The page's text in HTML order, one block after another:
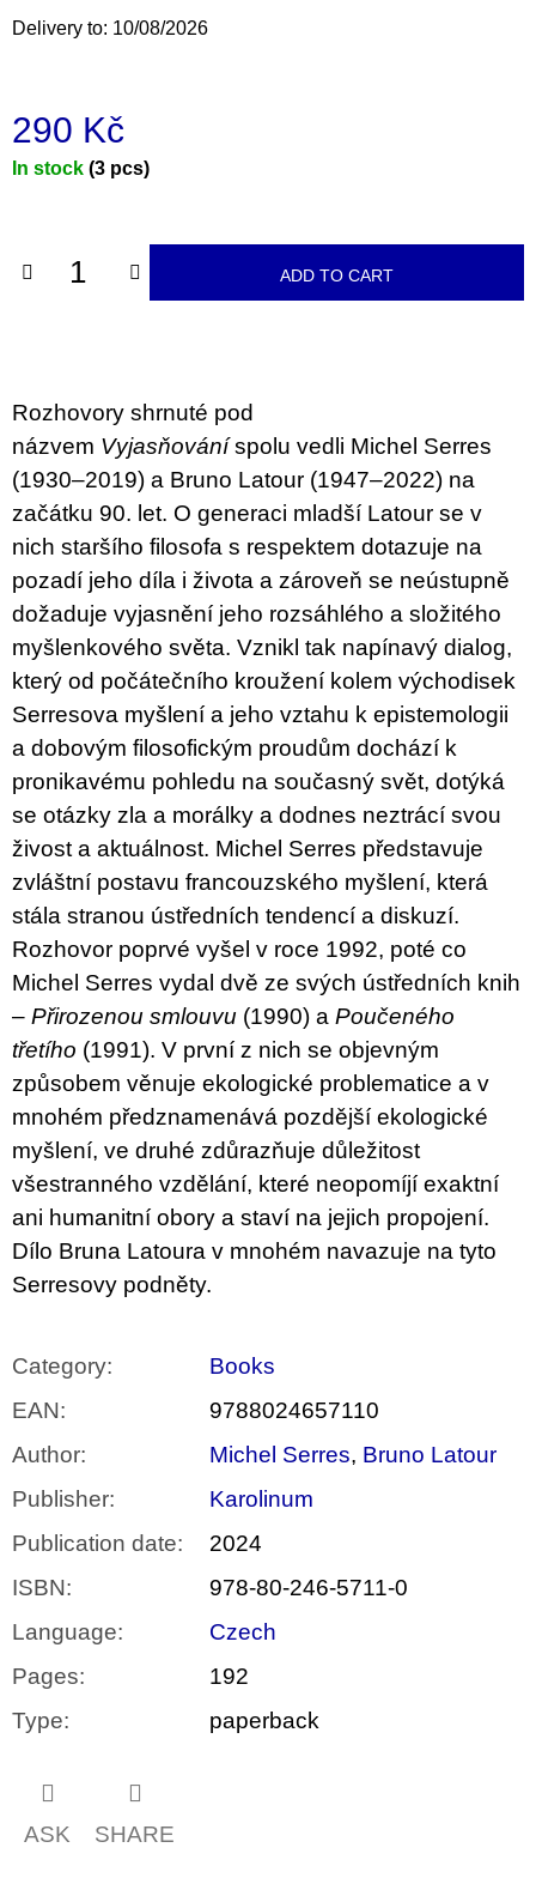
Delivery to: 10/08/2026
290 Kč
Measure
In stock (3 pcs)
ADD TO CART
Rozhovory shrnuté pod
názvem Vyjasňováníspolu vedli Michel Serres
(1930–2019) a Bruno Latour (1947–2022) na
začátku 90. let. O generaci mladší Latour se v
nich staršího filosofa s respektem dotazuje na
pozadí jeho díla i života a zároveň se neústupně
dožaduje vyjasnění jeho rozsáhlého a složitého
myšlenkového světa. Vznikl tak napínavý dialog,
který od počátečního kroužení kolem východisek
Serresova myšlení a jeho vztahu k epistemologii
a dobovým filosofickým proudům dochází k
pronikavému pohledu na současný svět, dotýká
se otázky zla a morálky a dodnes neztrácí svou
živost a aktuálnost. Michel Serres představuje
zvláštní postavu francouzského myšlení, která
stála stranou ústředních tendencí a diskuzí.
Rozhovor poprvé vyšel v roce 1992, poté co
Michel Serres vydal dvě ze svých ústředních knih
– Přirozenou smlouvu (1990) a Poučeného
třetího (1991). V první z nich se objevným
způsobem věnuje ekologické problematice a v
mnohém předznamenává pozdější ekologické
myšlení, ve druhé zdůrazňuje důležitost
všestranného vzdělání, které neopomíjí exaktní
ani humanitní obory a staví na jejich propojení.
Dílo Bruna Latoura v mnohém navazuje na tyto
Serresovy podněty.
Category:
Books
EAN:
9788024657110
Author: Michel Serres, Bruno Latour
Publisher:
Karolinum
Publication date:
2024
ISBN:
978-80-246-5711-0
Language:
Czech
Pages:
192
Type: paperback
ASK SHARE
W
c
d
PRAGUE
165
Kč